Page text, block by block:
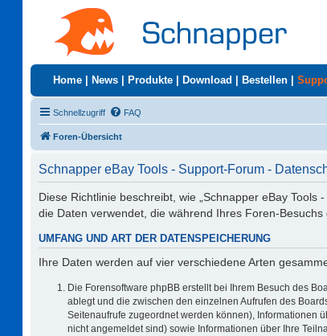
Home News Produkte Download Bestellen
Schnellzugriff FAQ
Foren-Übersicht
Schnapper eBay Tools - Support-Forum -
Diese Richtlinie beschreibt, wie „Schnapper eBay Tools
die Daten verwendet, die während Ihres Foren-Besuchs
UMFANG UND ART DER DATENSPEICHERUNG
Ihre Daten werden auf vier verschiedene Arten
Die Forensoftware phpBB erstellt bei Ihrem Besuch des
ablegt und die zwischen den einzelnen Aufrufen des
Seitenaufrufe zugeordnet werden können), Informationen
nicht angemeldet sind) sowie Informationen über Ihre